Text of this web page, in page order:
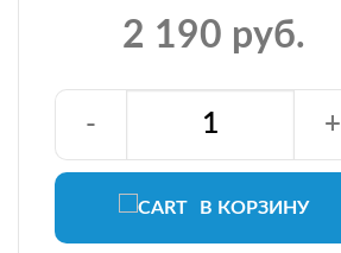
2 190 руб.
В КОРЗИНУ
- +